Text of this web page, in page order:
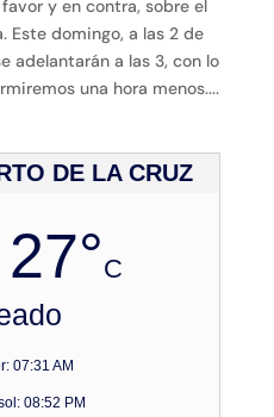
y en contra, sobre el
Este domingo, a las 2 de
adelantarán a las 3, con lo
una hora menos....
DE LA CRUZ
27°C
07:31 AM
08:52 PM